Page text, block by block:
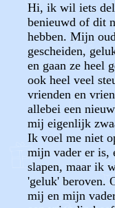
Hi, ik wil iets
benieuwd of dit
hebben. Mijn
gescheiden,
en gaan ze heel
ook heel veel
vrienden en
allebei een
mij eigenlijk
Ik voel me niet
mijn vader er is,
slapen, maar ik
'geluk' beroven.
mij en mijn